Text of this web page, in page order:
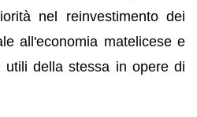
nel reinvestimento dei
all'economia matelicese e
della stessa in opere di